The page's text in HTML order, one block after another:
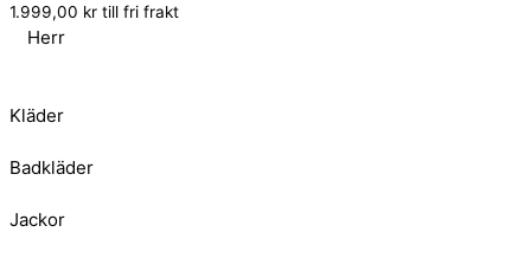
1.999,00 kr till fri frakt
Herr
Kläder
Badkläder
Jackor